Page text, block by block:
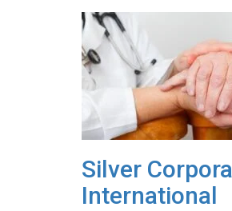
Silver
International